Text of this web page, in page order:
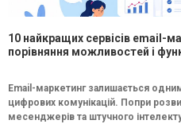
10 найкращих сервісів email-
порівняння можливостей і
Email-маркетинг залишається
цифрових комунікацій. Попри
месенджерів та штучного